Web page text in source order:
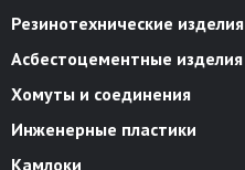
Резинотехнические изделия
Асбестоцементные изделия
Хомуты и соединения
Инженерные пластики
Камлоки